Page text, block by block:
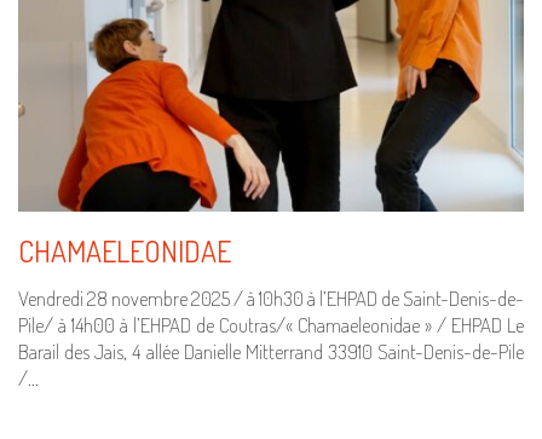
CHAMAELEONIDAE
Vendredi 28 novembre 2025 / à 10h30 à l’EHPAD de Saint-Denis-de-
Pile/ à 14h00 à l’EHPAD de Coutras/« Chamaeleonidae » / EHPAD Le
Barail des Jais, 4 allée Danielle Mitterrand 33910 Saint-Denis-de-Pile
/…